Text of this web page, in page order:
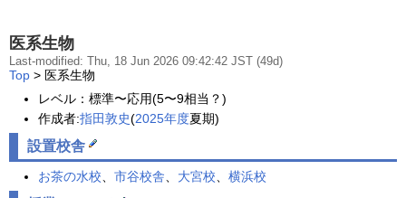
医系生物
Last-modified: Thu, 18 Jun 2026 09:42:42 JST (49d)
Top > 医系生物
レベル：標準〜応用(5〜9相当？)
作成者:指田敦史(2025年度夏期)
設置校舎
お茶の水校 市谷校舎 大宮校 横浜校